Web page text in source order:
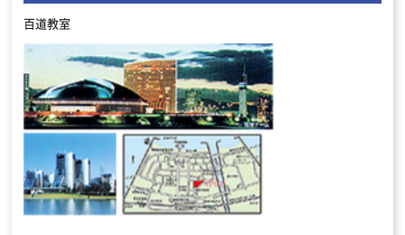
百道教室